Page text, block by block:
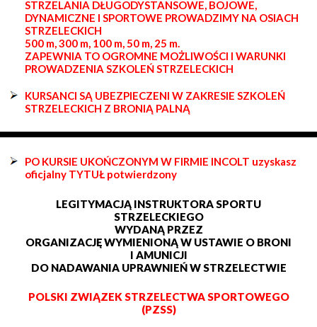
STRZELANIA DŁUGODYSTANSOWE, BOJOWE,
DYNAMICZNE I SPORTOWE PROWADZIMY NA OSIACH
STRZELECKICH
500 m, 300 m, 100 m, 50 m, 25 m.
ZAPEWNIA TO OGROMNE MOŻLIWOŚCI I WARUNKI
PROWADZENIA SZKOLEŃ STRZELECKICH
KURSANCI SĄ UBEZPIECZENI W ZAKRESIE SZKOLEŃ
STRZELECKICH Z BRONIĄ PALNĄ
PO KURSIE UKOŃCZONYM W FIRMIE INCOLT uzyskasz
oficjalny TYTUŁ potwierdzony
LEGITYMACJĄ INSTRUKTORA SPORTU
STRZELECKIEGO
WYDANĄ PRZEZ
ORGANIZACJĘ WYMIENIONĄ W USTAWIE O BRONI
I AMUNICJI
DO NADAWANIA UPRAWNIEŃ W STRZELECTWIE
POLSKI ZWIĄZEK STRZELECTWA SPORTOWEGO
(PZSS)